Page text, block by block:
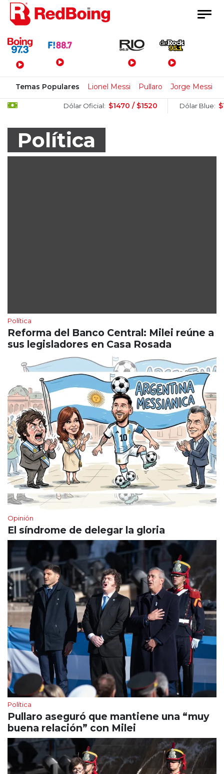
Menú Principal
Temas Populares Lionel Messi Pullaro Jorge Messi
Dólar Oficial: $1470 / $1520 Dólar Blue: $1505 /
Política
Política
Reforma del Banco Central: Milei reúne a
sus legisladores en Casa Rosada
Opinión
El síndrome de delegar la gloria
Política
Pullaro aseguró que mantiene una “muy
buena relación” con Milei